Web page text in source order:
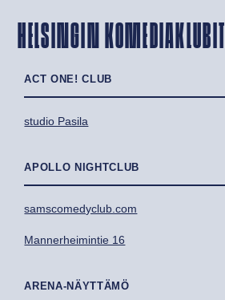
HELSINGIN KOMEDIAKLUBIT
ACT ONE! CLUB
studio Pasila
APOLLO NIGHTCLUB
samscomedyclub.com
Mannerheimintie 16
ARENA-NÄYTTÄMÖ